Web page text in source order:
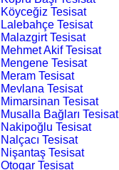
Köyceğiz Tesisat
Lalebahçe Tesisat
Malazgirt Tesisat
Mehmet Akif Tesisat
Mengene Tesisat
Meram Tesisat
Mevlana Tesisat
Mimarsinan Tesisat
Musalla Bağları Tesisat
Nakipoğlu Tesisat
Nalçacı Tesisat
Nişantaş Tesisat
Otogar Tesisat